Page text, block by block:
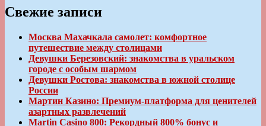
Свежие записи
Москва Махачкала самолет: комфортное
путешествие между столицами
Девушки Березовский: знакомства в уральском
городе с особым шармом
Девушки Ростова: знакомства в южной столице
России
Мартин Казино: Премиум-платформа для ценителей
азартных развлечений
Martin Casino 800: Рекордный 800% бонус и